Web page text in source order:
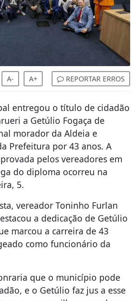
A- A+ REPORTAR ERROS
entregou o título de cidadão
a Getúlio Fogaça de
morador da Aldeia e
Prefeitura por 43 anos. A
pelos vereadores em
do diploma ocorreu na
5.
vereador Toninho Furlan
a dedicação de Getúlio
marcou a carreira de 43
como funcionário da
que o município pode
e o Getúlio faz jus a esse